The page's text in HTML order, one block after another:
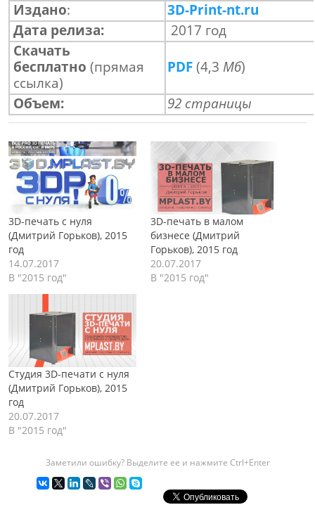
Издано:
3D-Print-nt.ru
Дата релиза:
2017 год
Скачать
бесплатно (прямая
ссылка)
PDF (4,3 Мб)
Объем: 92 страницы
3D-печать с нуля
(Дмитрий Горьков), 2015
год
14.07.2017
В "2015 год"
3D-печать в малом
бизнесе (Дмитрий
Горьков), 2015 год
20.07.2017
В "2015 год"
Студия 3D-печати с нуля
(Дмитрий Горьков), 2015
год
20.07.2017
В "2015 год"
Заметили ошибку? Выделите ее и нажмите Ctrl+Enter